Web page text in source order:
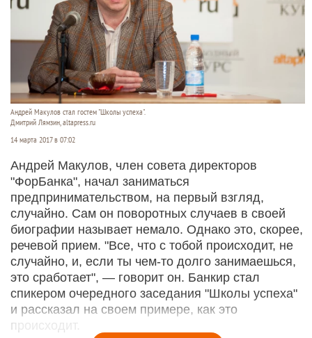
Андрей Макулов стал гостем "Школы успеха".
Дмитрий Лямзин, altapress.ru
14 марта 2017 в 07:02
Андрей Макулов, член совета директоров
"ФорБанка", начал заниматься
предпринимательством, на первый взгляд,
случайно. Сам он поворотных случаев в своей
биографии называет немало. Однако это, скорее,
речевой прием. "Все, что с тобой происходит, не
случайно, и, если ты чем-то долго занимаешься,
это сработает", — говорит он. Банкир стал
спикером очередного заседания "Школы успеха"
и рассказал на своем примере, как это
происходит.